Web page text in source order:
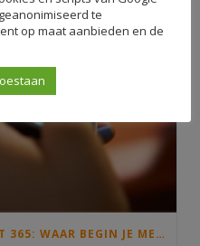
ARCHIVEREN IN MICROSOFT 365: WAAR BEGIN JE MET INFORMATIEBEHEER EN DE ARCHIEFWET?
te
op maat aanbieden en de